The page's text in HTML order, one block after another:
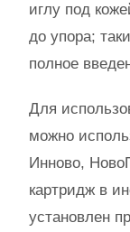
иглу под
до упора;
полное
Для
можно
Инново,
картридж в
установлен